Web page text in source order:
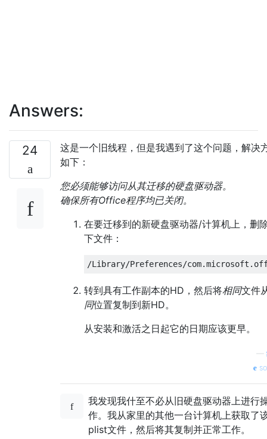
Answers:
24
这是一个旧线程，但是我遇到了这个问题，解决
如下：
您必须能够访问从其迁移的硬盘驱动器。
确保所有Office程序均已关闭。
在要迁移到的新硬盘驱动器/计算机上，删
下文件：
转到具有工作副本的HD，然后将相同文件
同位置复制到新HD。
从安装和激活之日起它的日期应该更早。
我发现我什至不必从旧硬盘驱动器上进行
作。我从家里的其他一台计算机上获取了
plist文件，然后将其复制并正常工作。